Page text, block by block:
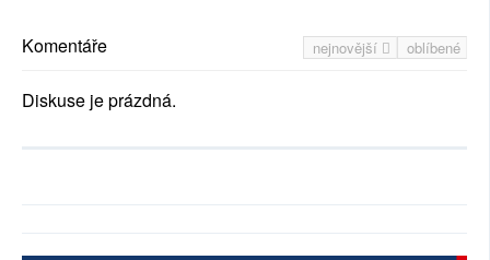
nejnovější oblíbené
Komentáře
Diskuse je prázdná.